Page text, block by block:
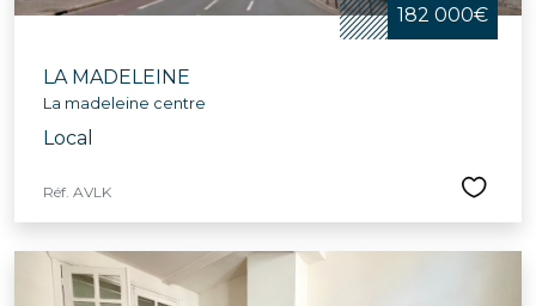
182 000€
LA MADELEINE
La madeleine centre
Local
Réf. AVLK